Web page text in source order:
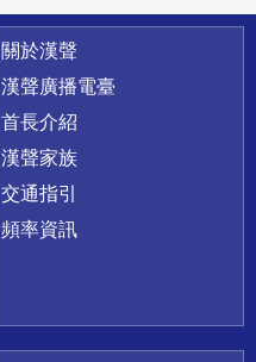
關於漢聲
漢聲廣播電臺
首長介紹
漢聲家族
交通指引
頻率資訊